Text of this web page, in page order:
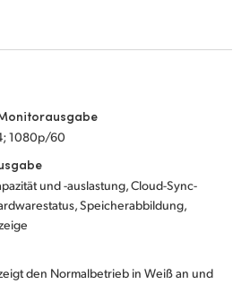
1080p/60
und -auslastung, Cloud-Sync-
Speicherabbildung,
den Normalbetrieb in Weißan und